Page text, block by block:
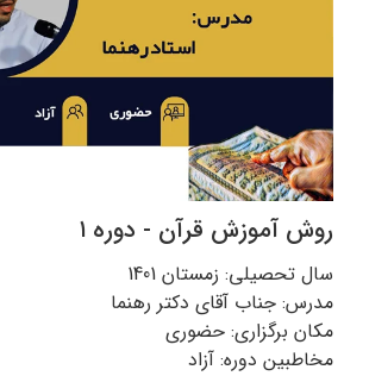
روش آموزش قرآن - دوره ۱
سال تحصیلی: زمستان 1401
مدرس: جناب آقای دکتر رهنما
مکان برگزاری: حضوری
مخاطبین دوره: آزاد